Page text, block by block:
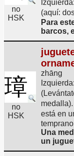
no
HSK
(aquí:
Para
barcos,
璋
no
HSK
zhāng
está en
Una
un